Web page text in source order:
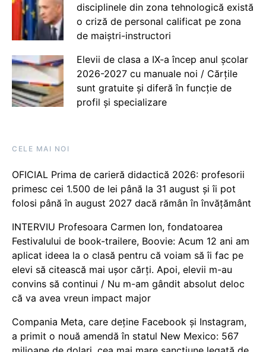
disciplinele din zona tehnologică există
o criză de personal calificat pe zona
de maiștri-instructori
Elevii de clasa a IX-a încep anul școlar
2026-2027 cu manuale noi / Cărțile
sunt gratuite și diferă în funcție de
profil și specializare
CELE MAI NOI
OFICIAL Prima de carieră didactică 2026: profesorii
primesc cei 1.500 de lei până la 31 august și îi pot
folosi până în august 2027 dacă rămân în învățământ
INTERVIU Profesoara Carmen Ion, fondatoarea
Festivalului de book-trailere, Boovie: Acum 12 ani am
aplicat ideea la o clasă pentru că voiam să îi fac pe
elevi să citească mai ușor cărți. Apoi, elevii m-au
convins să continui / Nu m-am gândit absolut deloc
că va avea vreun impact major
Compania Meta, care deține Facebook și Instagram,
a primit o nouă amendă în statul New Mexico: 567